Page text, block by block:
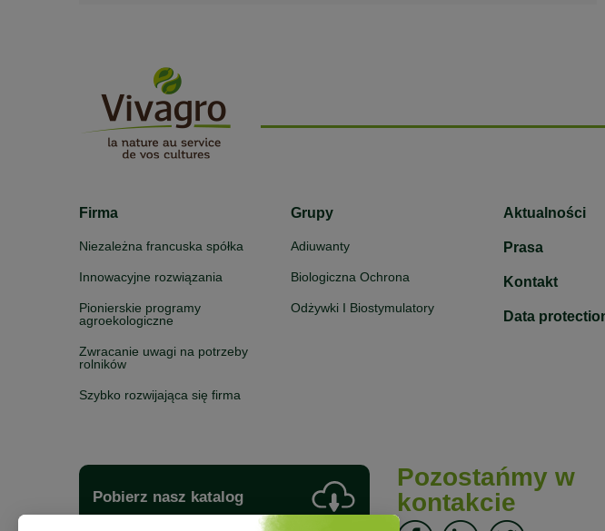
Firma
Niezależna francuska spółka
Innowacyjne rozwiązania
Pionierskie programy
agroekologiczne
Zwracanie uwagi na potrzeby
rolników
Szybko rozwijająca się firma
Grupy
Adiuwanty
Biologiczna Ochrona
Odżywki I Biostymulatory
Aktualności
Prasa
Kontakt
Data
Pobierz nasz katalog
Pozostańmy w
kontakcie